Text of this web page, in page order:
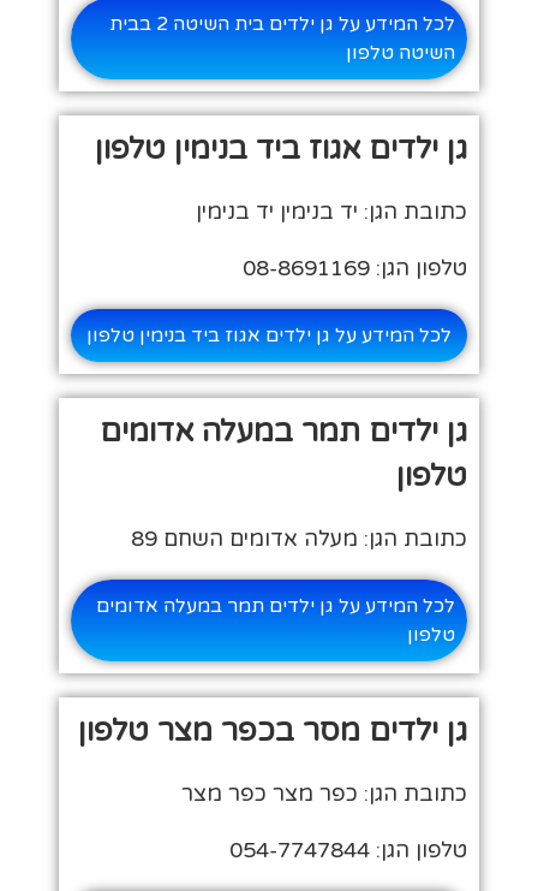
לכל המידע על גן ילדים בית השיטה 2 בבית
השיטה טלפון
גן ילדים אגוז ביד בנימין טלפון
כתובת הגן: יד בנימין יד בנימין
טלפון הגן: 08-8691169
לכל המידע על גן ילדים אגוז ביד בנימין טלפון
גן ילדים תמר במעלה אדומים
טלפון
כתובת הגן: מעלה אדומים השחם 89
לכל המידע על גן ילדים תמר במעלה אדומים
טלפון
גן ילדים מסר בכפר מצר טלפון
כתובת הגן: כפר מצר כפר מצר
טלפון הגן: 054-7747844